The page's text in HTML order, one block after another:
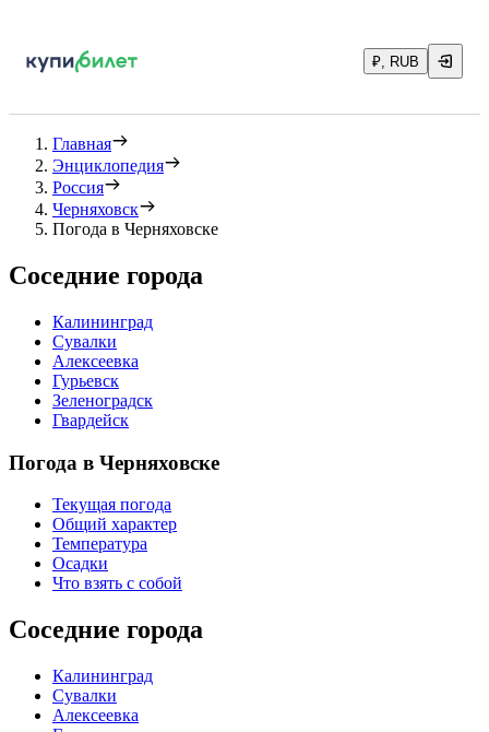
₽, RUB
Главная
Энциклопедия
Россия
Черняховск
Погода в Черняховске
Соседние города
Калининград
Сувалки
Алексеевка
Гурьевск
Зеленоградск
Гвардейск
Погода в Черняховске
Текущая погода
Общий характер
Температура
Осадки
Что взять с собой
Соседние города
Калининград
Сувалки
Алексеевка